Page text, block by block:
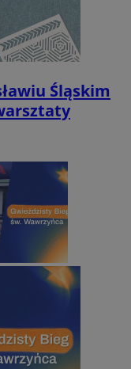
Śląskim